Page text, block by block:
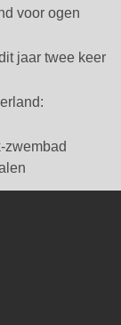
voor ogen
jaar twee keer
zwembad